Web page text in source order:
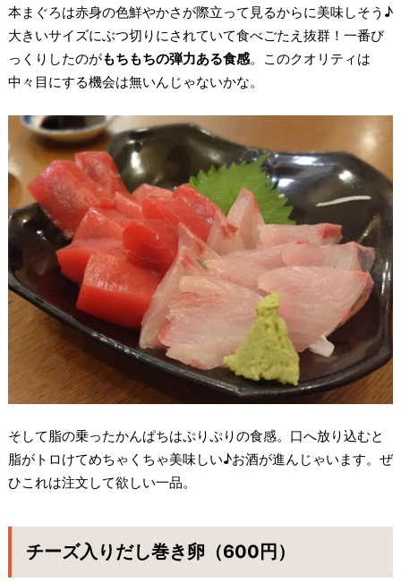
本まぐろは赤身の色鮮やかさが際立って見るからに美味しそう♪
大きいサイズにぶつ切りにされていて食べごたえ抜群！一番び
っくりしたのがもちもちの弾力ある食感。このクオリティは
中々目にする機会は無いんじゃないかな。
そして脂の乗ったかんぱちはぷりぷりの食感。口へ放り込むと
脂がトロけてめちゃくちゃ美味しい♪お酒が進んじゃいます。ぜ
ひこれは注文して欲しい一品。
チーズ入りだし巻き卵（600円）